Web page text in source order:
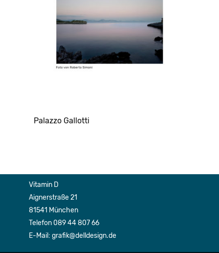
Palazzo Gallotti
Vitamin D
Aignerstraße 21
81541 München
Telefon 089 44 807 66
E-Mail: grafik@delldesign.de